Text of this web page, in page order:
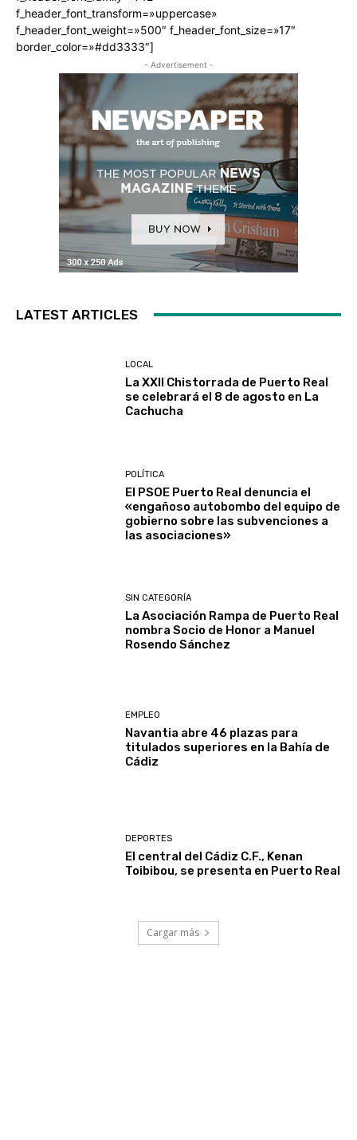
f_header_font_transform=»uppercase»
f_header_font_weight=»500″ f_header_font_size=»17″
border_color=»#dd3333″]
- Advertisement -
LATEST ARTICLES
LOCAL
La XXII Chistorrada de Puerto Real
se celebrará el 8 de agosto en La
Cachucha
POLÍTICA
El PSOE Puerto Real denuncia el
«engañoso autobombo del equipo de
gobierno sobre las subvenciones a
las asociaciones»
SIN CATEGORÍA
La Asociación Rampa de Puerto Real
nombra Socio de Honor a Manuel
Rosendo Sánchez
EMPLEO
Navantia abre 46 plazas para
titulados superiores en la Bahía de
Cádiz
DEPORTES
El central del Cádiz C.F., Kenan
Toibibou, se presenta en Puerto Real
Cargar más